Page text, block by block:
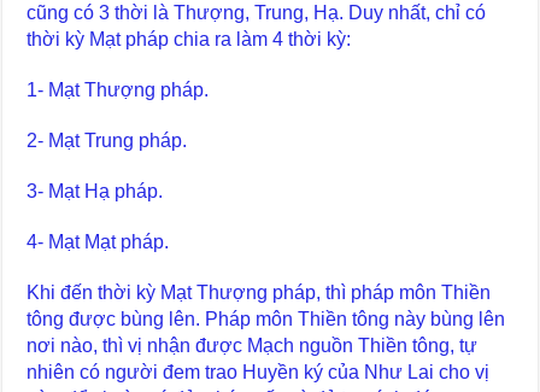
cũng có 3 thời là Thượng, Trung, Hạ. Duy nhất, chỉ có
thời kỳ Mạt pháp chia ra làm 4 thời kỳ:
1- Mạt Thượng pháp.
2- Mạt Trung pháp.
3- Mạt Hạ pháp.
4- Mạt Mạt pháp.
Khi đến thời kỳ Mạt Thượng pháp, thì pháp môn Thiền
tông được bùng lên. Pháp môn Thiền tông này bùng lên
nơi nào, thì vị nhận được Mạch nguồn Thiền tông, tự
nhiên có người đem trao Huyền ký của Như Lai cho vị